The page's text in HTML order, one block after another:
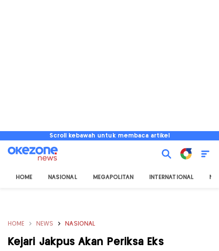
Scroll kebawah untuk membaca artikel
HOME NASIONAL MEGAPOLITAN INTERNATIONAL
HOME NEWS NASIONAL
Kejari Jakpus Akan Periksa Eks